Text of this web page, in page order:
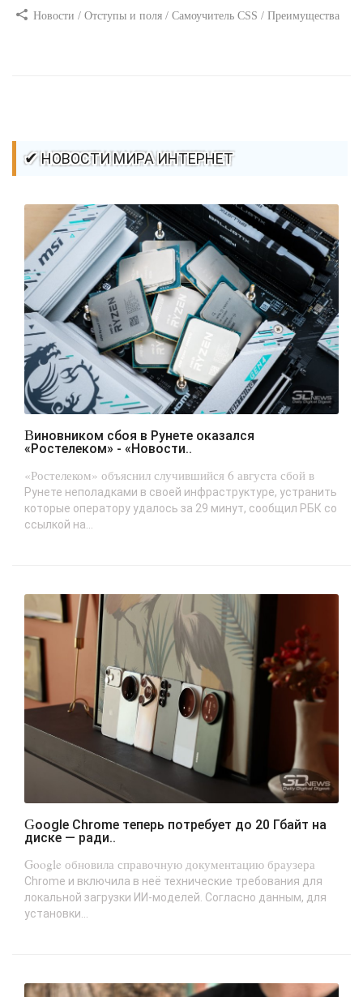
Новости / Отступы и поля / Самоучитель CSS / Преимущества
✔ НОВОСТИ МИРА ИНТЕРНЕТ
Виновником сбоя в Рунете оказался
«Ростелеком» - «Новости..
«Ростелеком» объяснил случившийся 6 августа сбой в
Рунете неполадками в своей инфраструктуре, устранить
которые оператору удалось за 29 минут, сообщил РБК со
ссылкой на...
Google Chrome теперь потребует до 20 Гбайт на
диске — ради..
Google обновила справочную документацию браузера
Chrome и включила в неё технические требования для
локальной загрузки ИИ-моделей. Согласно данным, для
установки...